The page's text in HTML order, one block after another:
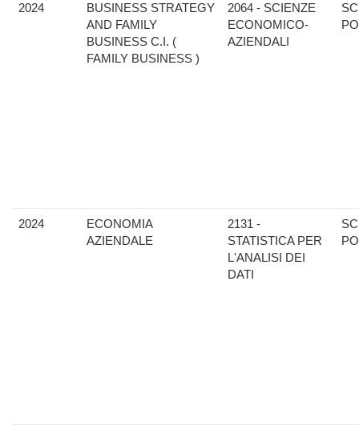
2024
BUSINESS STRATEGY
AND FAMILY
BUSINESS C.I. (
FAMILY BUSINESS )
2064 - SCIENZE
ECONOMICO-
AZIENDALI
2024
ECONOMIA
AZIENDALE
2131 -
STATISTICA PER
L'ANALISI DEI
DATI